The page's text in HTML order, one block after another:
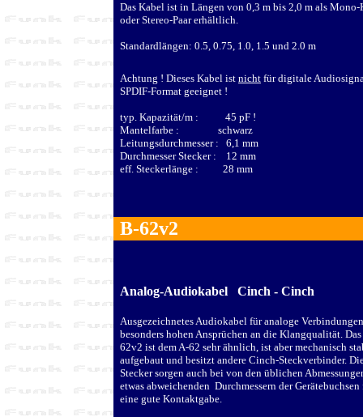
Das Kabel ist in Längen von 0,3 m bis 2,0 m als Mono-
oder Stereo-Paar erhältlich.
Standardlängen: 0.5, 0.75, 1.0, 1.5 und 2.0 m
Achtung ! Dieses Kabel ist nicht für digitale
SPDIF-Format geeignet !
typ. Kapazität/m : 45 pF !
Mantelfarbe : schwarz
Leitungsdurchmesser : 6,1 mm
Durchmesser Stecker : 12 mm
eff. Steckerlänge : 28 mm
B-62v2
Analog-Audiokabel Cinch - Cinch
Ausgezeichnetes Audiokabel für analoge
besonders hohen Ansprüchen an die Klangqualität.
62v2 ist dem A-62 sehr ähnlich, ist aber mechanisch
aufgebaut und besitzt andere Cinch-Steckverbinder.
Stecker sorgen auch bei von den üblichen
etwas abweichenden Durchmessern der Gerätebuchsen
eine gute Kontaktgabe.